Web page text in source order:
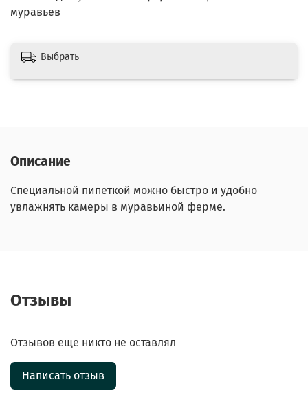
муравьев
Выбрать
Описание
Специальной пипеткой можно быстро и удобно
увлажнять камеры в муравьиной ферме.
Отзывы
Отзывов еще никто не оставлял
Написать отзыв